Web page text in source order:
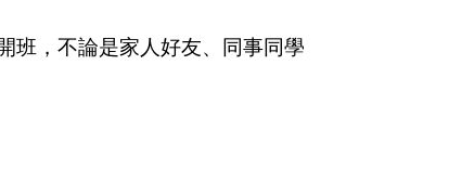
班，不論是家人好友、同事同學